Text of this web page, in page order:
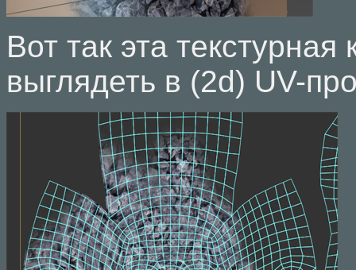
Вот так эта текстурная
выглядеть в (2d) UV-